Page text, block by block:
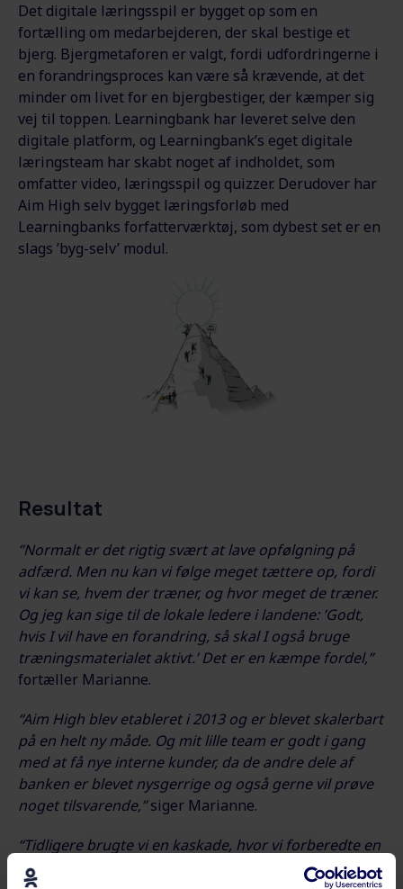
Det digitale læringsspil er bygget op som en
fortælling om medarbejderen, der skal bestige et
bjerg. Bjergmetaforen er valgt, fordi udfordringerne i
en forandringsproces kan være så krævende, at det
minder om livet for en bjergbestiger, der kæmper sig
vej til toppen. Learningbank har leveret selve den
digitale platform, og Learningbank’s eget digitale
læringsteam har skabt noget af indholdet, som
omfatter video, læringsspil og quizzer. Derudover har
Aim High selv bygget læringsforløb med
Learningbanks forfatterværktøj, som dybest set er en
slags ’byg-selv’ modul.
Resultat
”Normalt er det rigtig svært at lave opfølgning på
adfærd. Men nu kan vi følge meget tættere op, fordi
vi kan se, hvem der træner, og hvor meget de træner.
Og jeg kan sige til de lokale ledere i landene: ’Godt,
hvis I vil have en forandring, så skal I også bruge
træningsmaterialet aktivt.’ Det er en kæmpe fordel,”
fortæller Marianne.
“Aim High blev etableret i 2013 og er blevet skalerbart
på en helt ny måde. Og mit lille team er godt i gang
med at få nye interne kunder, da de andre dele af
banken er blevet nysgerrige og også gerne vil prøve
noget tilsvarende,”siger Marianne.
“Tidligere brugte vi en kaskade, hvor vi forberedte en
masse slides til vores SIA (Strategy Implementation